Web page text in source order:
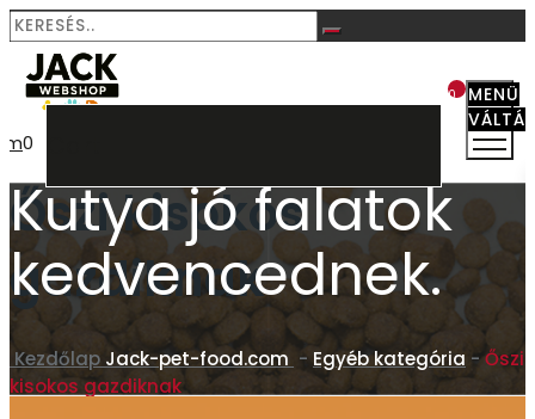
Kutya jó falatok
kedvencednek.
MENÜ
VÁLTÁS
0
0
Őszi kisokos
gazdiknak
Kezdőlap Jack-pet-food.com - Egyéb kategória -Őszi
kisokos gazdiknak